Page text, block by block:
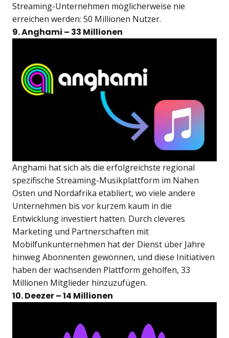
Streaming-Unternehmen möglicherweise nie
erreichen werden: 50 Millionen Nutzer.
9. Anghami – 33 Millionen
Anghami hat sich als die erfolgreichste regional
spezifische Streaming-Musikplattform im Nahen
Osten und Nordafrika etabliert, wo viele andere
Unternehmen bis vor kurzem kaum in die
Entwicklung investiert hatten. Durch cleveres
Marketing und Partnerschaften mit
Mobilfunkunternehmen hat der Dienst über Jahre
hinweg Abonnenten gewonnen, und diese Initiativen
haben der wachsenden Plattform geholfen, 33
Millionen Mitglieder hinzuzufügen.
10. Deezer – 14 Millionen